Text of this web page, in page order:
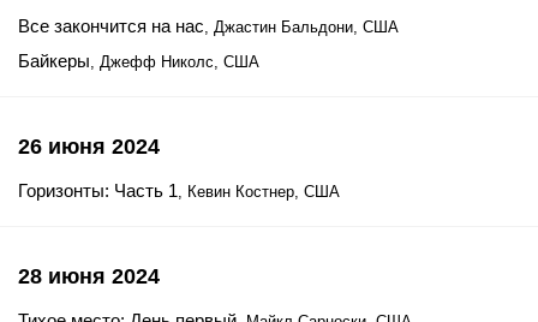
Все закончится на нас, Джастин Бальдони, США
Байкеры, Джефф Николс, США
26 июня 2024
Горизонты: Часть 1, Кевин Костнер, США
28 июня 2024